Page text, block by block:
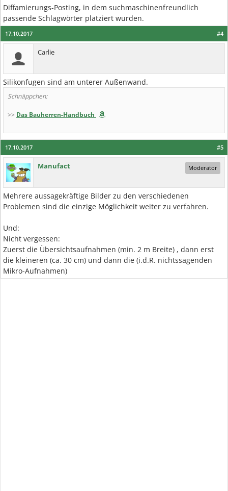
Diffamierungs-Posting, in dem suchmaschinenfreundlich
passende Schlagwörter platziert wurden.
#4
17.10.2017
Carlie
Silikonfugen sind am unterer Außenwand.
Schnäppchen:
>> Das Bauherren-Handbuch
#5
17.10.2017
Manufact Moderator
Mehrere aussagekräftige Bilder zu den verschiedenen
Problemen sind die einzige Möglichkeit weiter zu verfahren.
Und:
Nicht vergessen:
Zuerst die Übersichtsaufnahmen (min. 2 m Breite) , dann erst
die kleineren (ca. 30 cm) und dann die (i.d.R. nichtssagenden
Mikro-Aufnahmen)